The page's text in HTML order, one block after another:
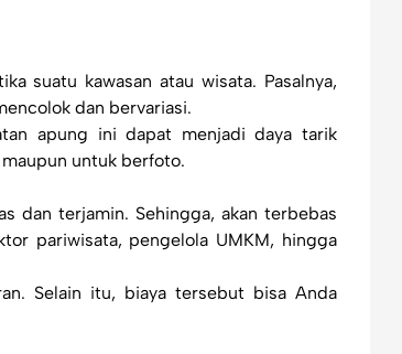
suatu kawasan atau wisata. Pasalnya,
dan bervariasi.
apung ini dapat menjadi daya tarik
untuk berfoto.
dan terjamin. Sehingga, akan terbebas
pariwisata, pengelola UMKM, hingga
Selain itu, biaya tersebut bisa Anda